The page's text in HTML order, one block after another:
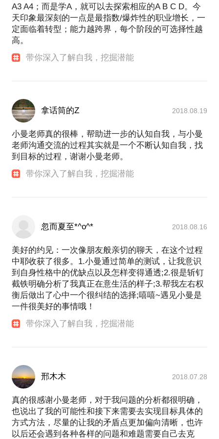
A3 A4；而是学A，就可以去探索相应的A B C D。今
天印象最深刻的一点是最指数/爆炸性的职业增长，一
定面临着转型；能力越跨界，每个阶段的可选择性越
高。
带你深入了解自我，挖掘潜能
拿话筒的Z 2018.08.19
小曼老师真的很棒，帮助进一步的认知自我，与小曼
老师沟通交流的过程其实就是一个不断认知自我，找
到目标的过程，谢谢小曼老师。
带你深入了解自我，挖掘潜能
忽而夏至*^o^* 2018.08.16
美好的约见：一次像朋友般亲切的聊天，在这个过程
中耶收获了很多。1.小曼通过简单的测试，让我意识
到自身性格中的优缺点以及怎样变得通透;2.很是斩钉
截铁明确分析了我真正在意生活的样子;3.帮我左右权
衡后做出了心中一个很纠结的选择;嘻嘻~遇见小曼是
一件很美好的事情哦！
带你深入了解自我，挖掘潜能
邢木木 2018.07.28
真的很感谢小曼老师，对于我问题的分析都很明确，
也说出了我的可能性和接下来需要去实现目标具体的
方式方法，尽量的让我的矛盾点更加偏向清晰，也许
以后还会遇到各种各样的问题和难题需要自己去克